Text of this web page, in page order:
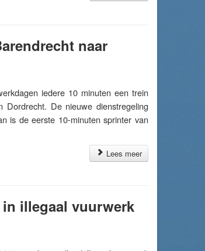
naar
iedere 10 minuten een trein
Dordrecht. De nieuwe dienstregeling
is de eerste 10-minuten sprinter van
Lees meer
illegaal vuurwerk